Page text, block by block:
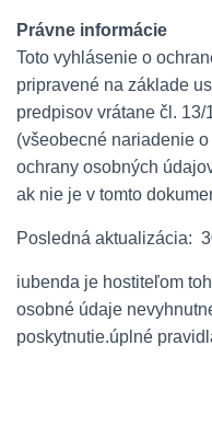
Právne informácie
Toto vyhlásenie o
pripravené na základe
predpisov vrátane čl.
(všeobecné nariadenie
ochrany osobných
ak nie je v tomto
Posledná aktualizácia:
iubenda je hostiteľom
osobné údaje
poskytnutie.úplné